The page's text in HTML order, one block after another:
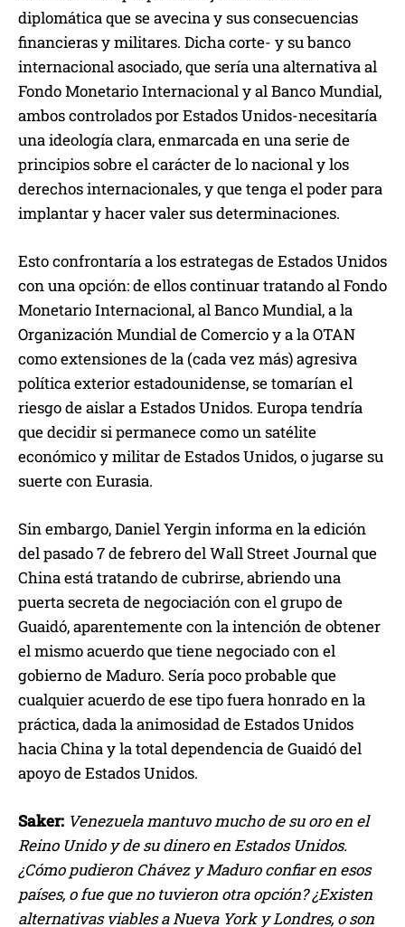
diplomática que se avecina y sus consecuencias
financieras y militares. Dicha corte- y su banco
internacional asociado, que sería una alternativa al
Fondo Monetario Internacional y al Banco Mundial,
ambos controlados por Estados Unidos-necesitaría
una ideología clara, enmarcada en una serie de
principios sobre el carácter de lo nacional y los
derechos internacionales, y que tenga el poder para
implantar y hacer valer sus determinaciones.
Esto confrontaría a los estrategas de Estados Unidos
con una opción: de ellos continuar tratando al Fondo
Monetario Internacional, al Banco Mundial, a la
Organización Mundial de Comercio y a la OTAN
como extensiones de la (cada vez más) agresiva
política exterior estadounidense, se tomarían el
riesgo de aislar a Estados Unidos. Europa tendría
que decidir si permanece como un satélite
económico y militar de Estados Unidos, o jugarse su
suerte con Eurasia.
Sin embargo, Daniel Yergin informa en la edición
del pasado 7 de febrero del Wall Street Journal que
China está tratando de cubrirse, abriendo una
puerta secreta de negociación con el grupo de
Guaidó, aparentemente con la intención de obtener
el mismo acuerdo que tiene negociado con el
gobierno de Maduro. Sería poco probable que
cualquier acuerdo de ese tipo fuera honrado en la
práctica, dada la animosidad de Estados Unidos
hacia China y la total dependencia de Guaidó del
apoyo de Estados Unidos.
Saker: Venezuela mantuvo mucho de su oro en el
Reino Unido y de su dinero en Estados Unidos.
¿Cómo pudieron Chávez y Maduro confiar en esos
países, o fue que no tuvieron otra opción? ¿Existen
alternativas viables a Nueva York y Londres, o son